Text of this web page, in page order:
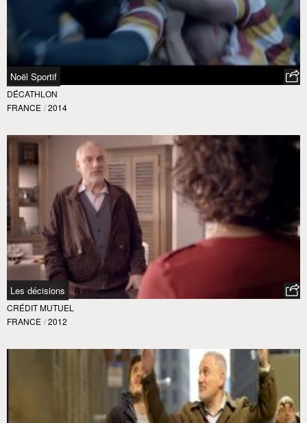
Noël Sportif
DÉCATHLON
FRANCE / 2014
Les décisions
CRÉDIT MUTUEL
FRANCE / 2012